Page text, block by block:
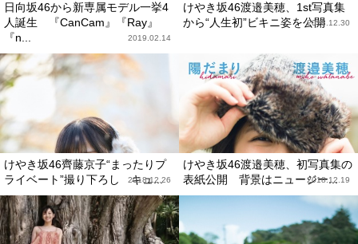
日向坂46から新専属モデル一挙4
人誕生 『CanCam』『Ray』
『n...
2019.02.14
けやき坂46渡邉美穂、1st写真集
から“人生初”ビキニ姿を公開2018.12.30
けやき坂46齊藤京子“まったりプ
ライベート”撮り下ろし キュ...
2018.12.26
けやき坂46渡邉美穂、初写真集の
表紙公開 背景はニュージー...
2018.12.19